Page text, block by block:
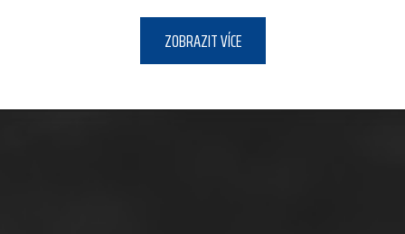
ZOBRAZIT VÍCE